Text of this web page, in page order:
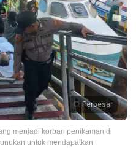
Perbesar
menjadi korban penikaman di
untuk mendapatkan